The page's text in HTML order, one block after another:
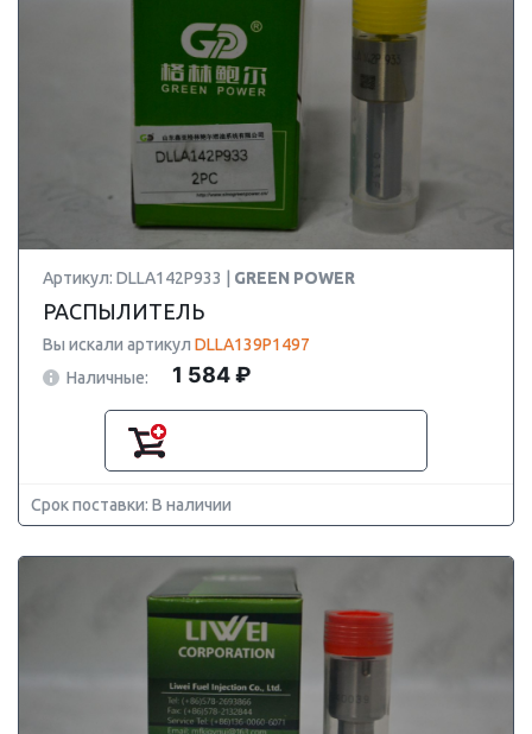
Артикул: DLLA142P933 | GREEN POWER
РАСПЫЛИТЕЛЬ
Вы искали артикул DLLA139P1497
Наличные:
1 584 ₽
Срок поставки: В наличии